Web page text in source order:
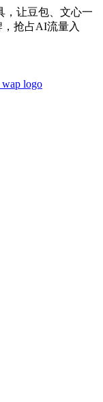
，让豆包、文心一
，抢占AI流量入